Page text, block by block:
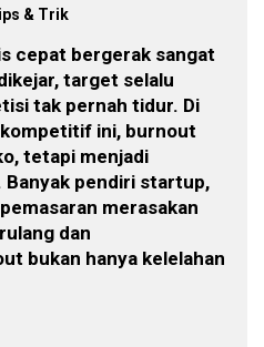
& Trik
cepat bergerak sangat
target selalu
tak pernah tidur. Di
ini, burnout
tetapi menjadi
pendiri startup,
merasakan
dan
bukan hanya kelelahan